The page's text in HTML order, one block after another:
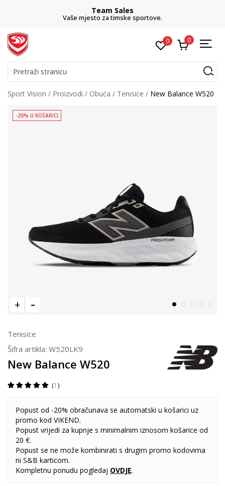
Team Sales
Vaše mjesto za timske sportove.
0 0
Pretraži stranicu
Sport Vision Proizvodi Obuća Tenisice New Balance W520
-20% U KOŠARICI
Tenisice
Šifra artikla: W520LK9
New Balance W520
1
Popust od -20% obračunava se automatski u košarici uz
promo kod VIKEND.
Popust vrijedi za kupnje s minimalnim iznosom košarice od
20 €.
Popust se ne može kombinirati s drugim promo kodovima
ni S&B karticom.
Kompletnu ponudu pogledaj OVDJE.